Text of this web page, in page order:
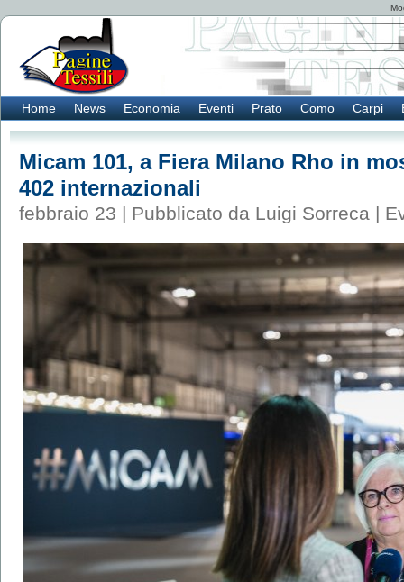
Home News Economia Eventi Prato Como Carpi
Micam 101, a Fiera Milano Rho in
402 internazionali
febbraio 23 | Pubblicato da Luigi Sorreca |